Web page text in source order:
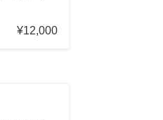
¥12,000